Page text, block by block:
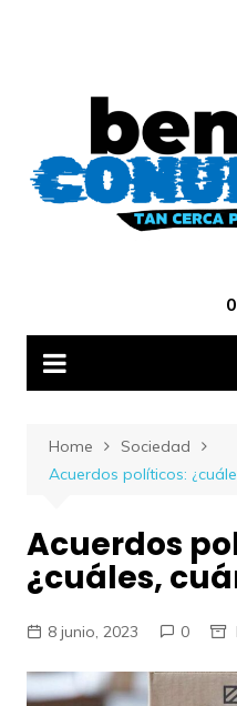
Home
Sociedad
Acuerdos políticos:
Acuerdos
¿cuáles,
8 junio, 2023 0